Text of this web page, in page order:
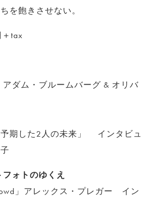
を飽きさせない。
＋tax
ダム・ブルームバーグ & オリバ
予期した2人の未来」 インタビュ
ォトのゆくえ
」アレックス・プレガー イン